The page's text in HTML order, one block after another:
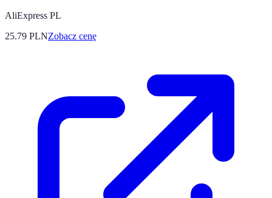
AliExpress PL
25.79 PLNZobacz cenę